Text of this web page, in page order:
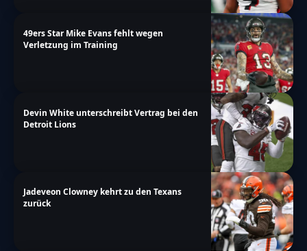
49ers Star Mike Evans fehlt wegen
Verletzung im Training
Devin White unterschreibt Vertrag bei den
Detroit Lions
Jadeveon Clowney kehrt zu den Texans
zurück